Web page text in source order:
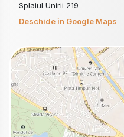
Splaiul Unirii 219
Deschide în Google Maps